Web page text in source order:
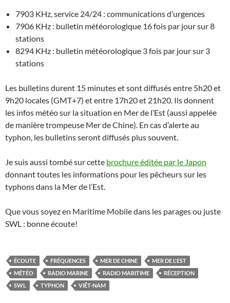
7903 KHz, service 24/24 : communications d’urgences
7906 KHz : bulletin météorologique 16 fois par jour sur 8
stations
8294 KHz : bulletin météorologique 3 fois par jour sur 3
stations
Les bulletins durent 15 minutes et sont diffusés entre 5h20 et
9h20 locales (GMT+7) et entre 17h20 et 21h20. Ils donnent
les infos météo sur la situation en Mer de l’Est (aussi appelée
de manière trompeuse Mer de Chine). En cas d’alerte au
typhon, les bulletins seront diffusés plus souvent.
Je suis aussi tombé sur cette brochure éditée par le Japon
donnant toutes les informations pour les pêcheurs sur les
typhons dans la Mer de l’Est.
Que vous soyez en Maritime Mobile dans les parages ou juste
SWL : bonne écoute!
ÉCOUTE FRÉQUENCES MER DE CHINE
MER DE L'EST
MÉTÉO
RADIO MARINE RADIO MARITIME
RÉCEPTION
SWL
TYPHON VIÊT-NAM